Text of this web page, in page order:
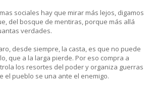
sociales hay que mirar más lejos, digamos
del bosque de mentiras, porque más allá
verdades.
desde siempre, la casta, es que no puede
que a la larga pierde. Por eso compra a
los resortes del poder y organiza guerras
el pueblo se una ante el enemigo.